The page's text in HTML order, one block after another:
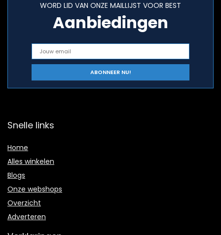
WORD LID VAN ONZE MAILLIJST VOOR BEST
Aanbiedingen
Snelle links
Home
Alles winkelen
Blogs
Onze webshops
Overzicht
Adverteren